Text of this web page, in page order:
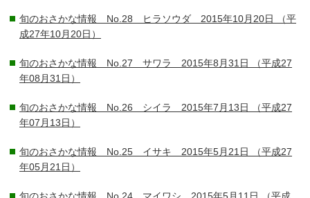
旬のおさかな情報 No.28 ヒラソウダ 2015年10月20日
（平
成27年10月20日）
旬のおさかな情報 No.27 サワラ 2015年8月31日
（平成27
年08月31日）
旬のおさかな情報 No.26 シイラ 2015年7月13日
（平成27
年07月13日）
旬のおさかな情報 No.25 イサキ 2015年5月21日
（平成27
年05月21日）